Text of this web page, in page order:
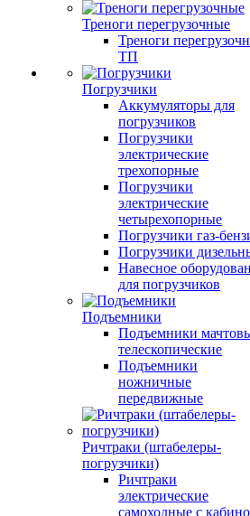
Треноги перегрузочные
Треноги
ТП
Погрузчики
Аккумуляторы для
погрузчиков
Погрузчики
электрические
трехопорные
Погрузчики
электрические
четырехопорные
Погрузчики газ-
Погрузчики
Навесное
для погрузчиков
Подъемники
Подъемники
телескопические
Подъемники
ножничные
передвижные
Ричтраки (штабелеры-
погрузчики)
Ричтраки
электрические
самоходные с